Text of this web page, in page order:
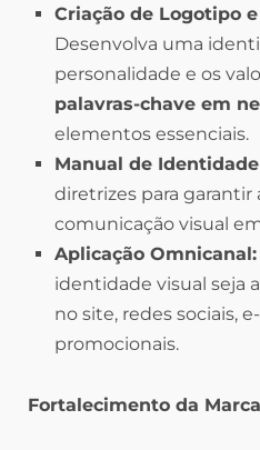
Criação de Logotipo
Desenvolva uma
personalidade e os
palavras-chave em
elementos essenciais.
Manual de
diretrizes para garantir
comunicação visual
Aplicação Omnicanal:
identidade visual seja
no site, redes sociais,
promocionais.
Fortalecimento da Marca